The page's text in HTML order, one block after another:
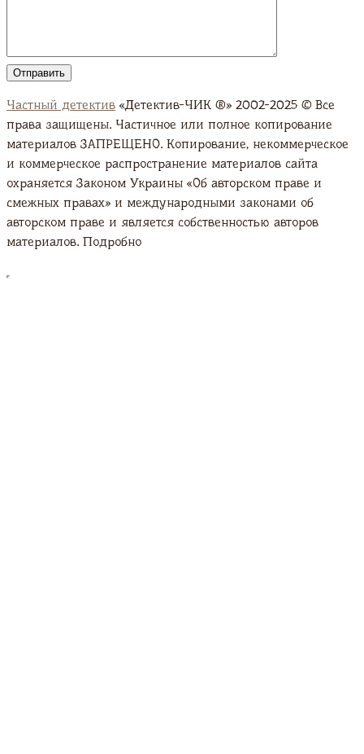
Частный детектив «Детектив-ЧИК ®» 2002-2025 © Все
права защищены. Частичное или полное копирование
материалов ЗАПРЕЩЕНО. Копирование, некоммерческое
и коммерческое распространение материалов сайта
охраняется Законом Украины «Об авторском праве и
смежных правах» и международными законами об
авторском праве и является собственностью авторов
материалов. Подробно